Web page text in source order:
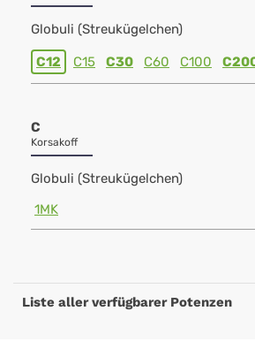
Globuli (Streukügelchen)
C12 C15 C30 C60 C100
C
Korsakoff
Globuli (Streukügelchen)
1MK
Liste aller verfügbarer Potenzen